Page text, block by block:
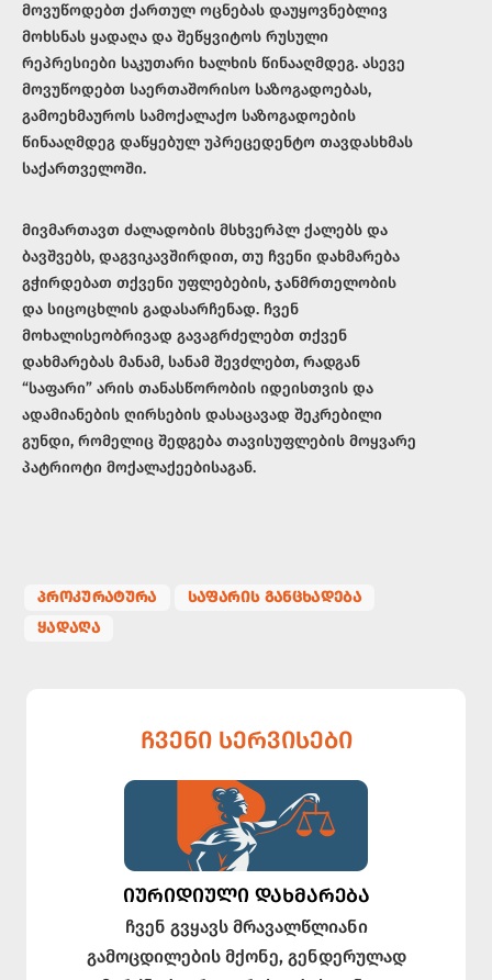
მოვუწოდებთ ქართულ ოცნებას დაუყოვნებლივ
მოხსნას ყადაღა და შეწყვიტოს რუსული
რეპრესიები საკუთარი ხალხის წინააღმდეგ. ასევე
მოვუწოდებთ საერთაშორისო საზოგადოებას,
გამოეხმაუროს სამოქალაქო საზოგადოების
წინააღმდეგ დაწყებულ უპრეცედენტო თავდასხმას
საქართველოში.
მივმართავთ ძალადობის მსხვერპლ ქალებს და
ბავშვებს, დაგვიკავშირდით, თუ ჩვენი დახმარება
გჭირდებათ თქვენი უფლებების, ჯანმრთელობის
და სიცოცხლის გადასარჩენად. ჩვენ
მოხალისეობრივად გავაგრძელებთ თქვენ
დახმარებას მანამ, სანამ შევძლებთ, რადგან
“საფარი” არის თანასწორობის იდეისთვის და
ადამიანების ღირსების დასაცავად შეკრებილი
გუნდი, რომელიც შედგება თავისუფლების მოყვარე
პატრიოტი მოქალაქეებისაგან.
ᲞᲠᲝᲙᲣᲠᲐᲢᲣᲠᲐ
ᲡᲐᲤᲐᲠᲘᲡ ᲒᲐᲜᲪᲮᲐᲓᲔᲑᲐ
ᲧᲐᲓᲐᲦᲐ
ᲩᲕᲔᲜᲘ ᲡᲔᲠᲕᲘᲡᲔᲑᲘ
ᲘᲣᲠᲘᲓᲘᲣᲚᲘ ᲓᲐᲮᲛᲐᲠᲔᲑᲐ
ჩვენ გვყავს მრავალწლიანი
გამოცდილების მქონე, გენდერულად